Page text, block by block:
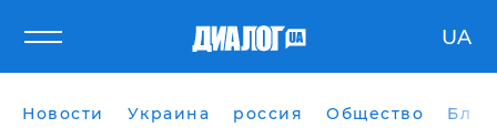
UA
Новости Украина россия Общество